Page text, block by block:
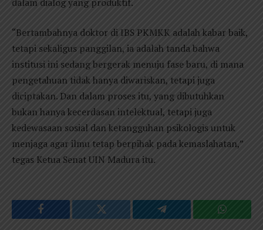
“Bertambahnya doktor di IBS PKMKK adalah kabar baik,
tetapi sekaligus panggilan, ia adalah tanda bahwa
institusi ini sedang bergerak menuju fase baru, di mana
pengetahuan tidak hanya diwariskan, tetapi juga
diciptakan. Dan dalam proses itu, yang dibutuhkan
bukan hanya kecerdasan intelektual, tetapi juga
kedewasaan sosial dan ketangguhan psikologis untuk
menjaga agar ilmu tetap berpihak pada kemaslahatan,”
tegas Ketua Senat UIN Madura itu.
Facebook Twitter Telegram